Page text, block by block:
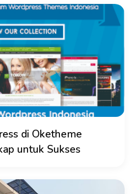
di Oketheme
untuk Sukses